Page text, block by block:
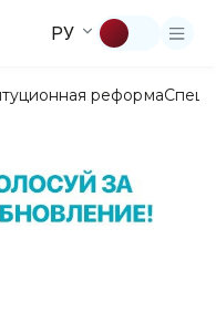
РУ
реформа